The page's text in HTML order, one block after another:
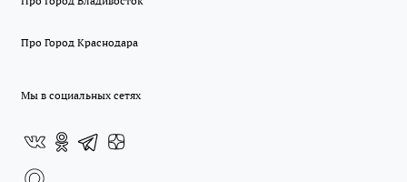
Про Город Краснодара
Мы в социальных сетях